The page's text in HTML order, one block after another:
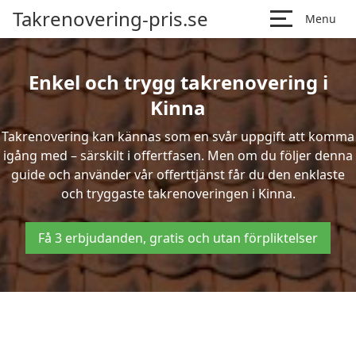
Takrenovering-pris.se Menu
Enkel och trygg takrenovering i
Kinna
Takrenovering kan kännas som en svår uppgift att komma
igång med – särskilt i offertfasen. Men om du följer denna
guide och använder vår offerttjänst får du den enklaste
och tryggaste takrenoveringen i Kinna.
Få 3 erbjudanden, gratis och utan förpliktelser